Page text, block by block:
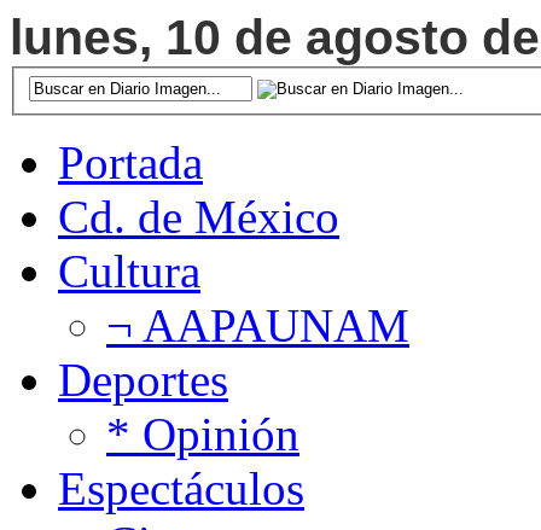
lunes, 10 de agosto
Portada
Cd. de México
Cultura
¬ AAPAUNAM
Deportes
* Opinión
Espectáculos